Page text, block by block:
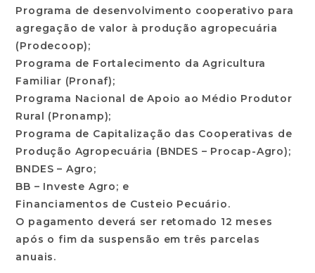
Programa de desenvolvimento cooperativo para
agregação de valor à produção agropecuária
(Prodecoop);
Programa de Fortalecimento da Agricultura
Familiar (Pronaf);
Programa Nacional de Apoio ao Médio Produtor
Rural (Pronamp);
Programa de Capitalização das Cooperativas de
Produção Agropecuária (BNDES – Procap-Agro);
BNDES – Agro;
BB – Investe Agro; e
Financiamentos de Custeio Pecuário.
O pagamento deverá ser retomado 12 meses
após o fim da suspensão em três parcelas
anuais.